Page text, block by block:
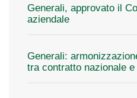
Generali, approvato il
aziendale
Generali:
tra contratto nazionale